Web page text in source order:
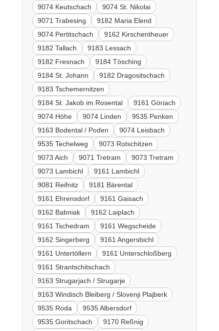
9074 Keutschach
9074 St. Nikolai
9071 Trabesing
9182 Maria Elend
9074 Pertitschach
9162 Kirschentheuer
9182 Tallach
9183 Lessach
9182 Fresnach
9184 Tösching
9184 St. Johann
9182 Dragositschach
9183 Tschemernitzen
9184 St. Jakob im Rosental
9161 Göriach
9074 Höhe
9074 Linden
9535 Penken
9163 Bodental / Poden
9074 Leisbach
9535 Techelweg
9073 Rotschitzen
9073 Aich
9071 Tretram
9073 Tretram
9073 Lambichl
9161 Lambichl
9081 Reifnitz
9181 Bärental
9161 Ehrensdorf
9161 Gaisach
9162 Babniak
9162 Laiplach
9161 Tschedram
9161 Wegscheide
9162 Singerberg
9161 Angersbichl
9161 Untertöllern
9161 Unterschloßberg
9161 Strantschitschach
9163 Strugarjach / Strugarje
9163 Windisch Bleiberg / Slovenji Plajberk
9535 Roda
9535 Albersdorf
9535 Goritschach
9170 Reßnig